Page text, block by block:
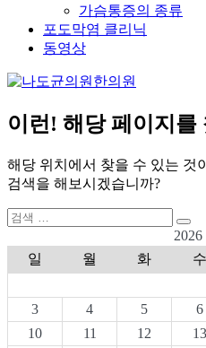
가슴통증의 종류
포도막염 클리닉
동영상
이런! 해당 페이지를
해당 위치에서 찾을 수 있는 것
검색을 해보시겠습니까?
검
검
색
2026
일
월 화 수
3
4 5 6
10
11 12 13